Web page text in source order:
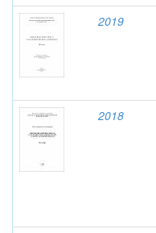
2019
2018